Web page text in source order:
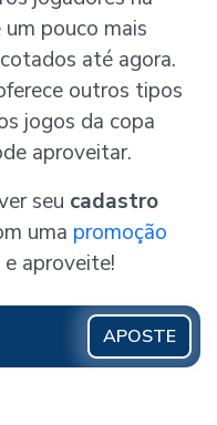
pouco mais
até agora.
outros tipos
jogos da copa
aproveitar.
seu cadastro
uma promoção
aproveite!
APOSTE